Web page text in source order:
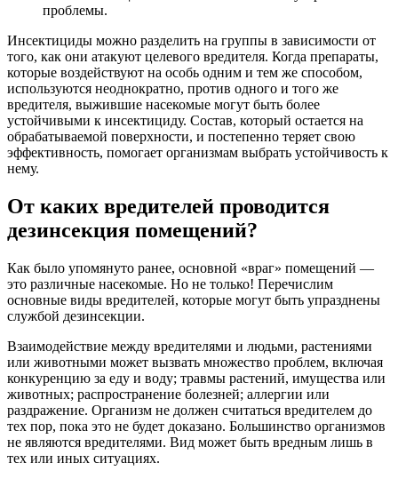
проблемы.
Инсектициды можно разделить на группы в зависимости от
того, как они атакуют целевого вредителя. Когда препараты,
которые воздействуют на особь одним и тем же способом,
используются неоднократно, против одного и того же
вредителя, выжившие насекомые могут быть более
устойчивыми к инсектициду. Состав, который остается на
обрабатываемой поверхности, и постепенно теряет свою
эффективность, помогает организмам выбрать устойчивость к
нему.
От каких вредителей проводится
дезинсекция помещений?
Как было упомянуто ранее, основной «враг» помещений —
это различные насекомые. Но не только! Перечислим
основные виды вредителей, которые могут быть упразднены
службой дезинсекции.
Взаимодействие между вредителями и людьми, растениями
или животными может вызвать множество проблем, включая
конкуренцию за еду и воду; травмы растений, имущества или
животных; распространение болезней; аллергии или
раздражение. Организм не должен считаться вредителем до
тех пор, пока это не будет доказано. Большинство организмов
не являются вредителями. Вид может быть вредным лишь в
тех или иных ситуациях.